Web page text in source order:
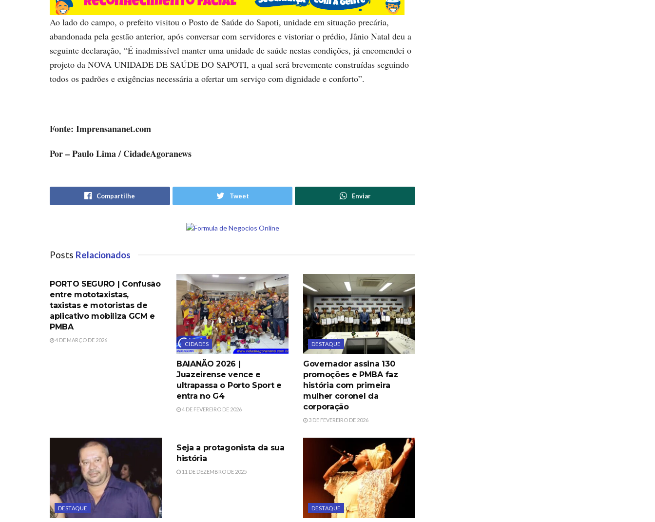
Ao lado do campo, o prefeito visitou o Posto de Saúde do Sapoti, unidade em situação precária,
abandonada pela gestão anterior, após conversar com servidores e vistoriar o prédio, Jânio Natal deu a
seguinte declaração, “É inadmissível manter uma unidade de saúde nestas condições, já encomendei o
projeto da NOVA UNIDADE DE SAÚDE DO SAPOTI, a qual será brevemente construídas seguindo
todos os padrões e exigências necessária a ofertar um serviço com dignidade e conforto”.
Fonte: Imprensananet.com
Por – Paulo Lima / CidadeAgoranews
Compartilhe Tweet Enviar
Posts Relacionados
PORTO SEGURO | Confusão
entre mototaxistas,
taxistas e motoristas de
aplicativo mobiliza GCM e
PMBA
4 DE MARÇO DE 2026
CIDADES
BAIANÃO 2026 |
Juazeirense vence e
ultrapassa o Porto Sport e
entra no G4
4 DE FEVEREIRO DE 2026
DESTAQUE
Governador assina 130
promoções e PMBA faz
história com primeira
mulher coronel da
corporação
3 DE FEVEREIRO DE 2026
DESTAQUE
Seja a protagonista da sua
história
11 DE DEZEMBRO DE 2025
DESTAQUE